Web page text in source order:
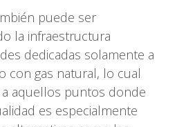
puede ser
la infraestructura
dedicadas solamente a
con gas natural, lo cual
aquellos puntos donde
es especialmente